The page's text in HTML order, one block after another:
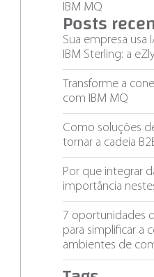
IBM MQ
Posts
Sua empresa usa
IBM Sterling: a
Transforme a
com IBM MQ
Como soluções
tornar a cadeia
Por que integrar
importância
7 oportunidades
para simplificar a
ambientes de